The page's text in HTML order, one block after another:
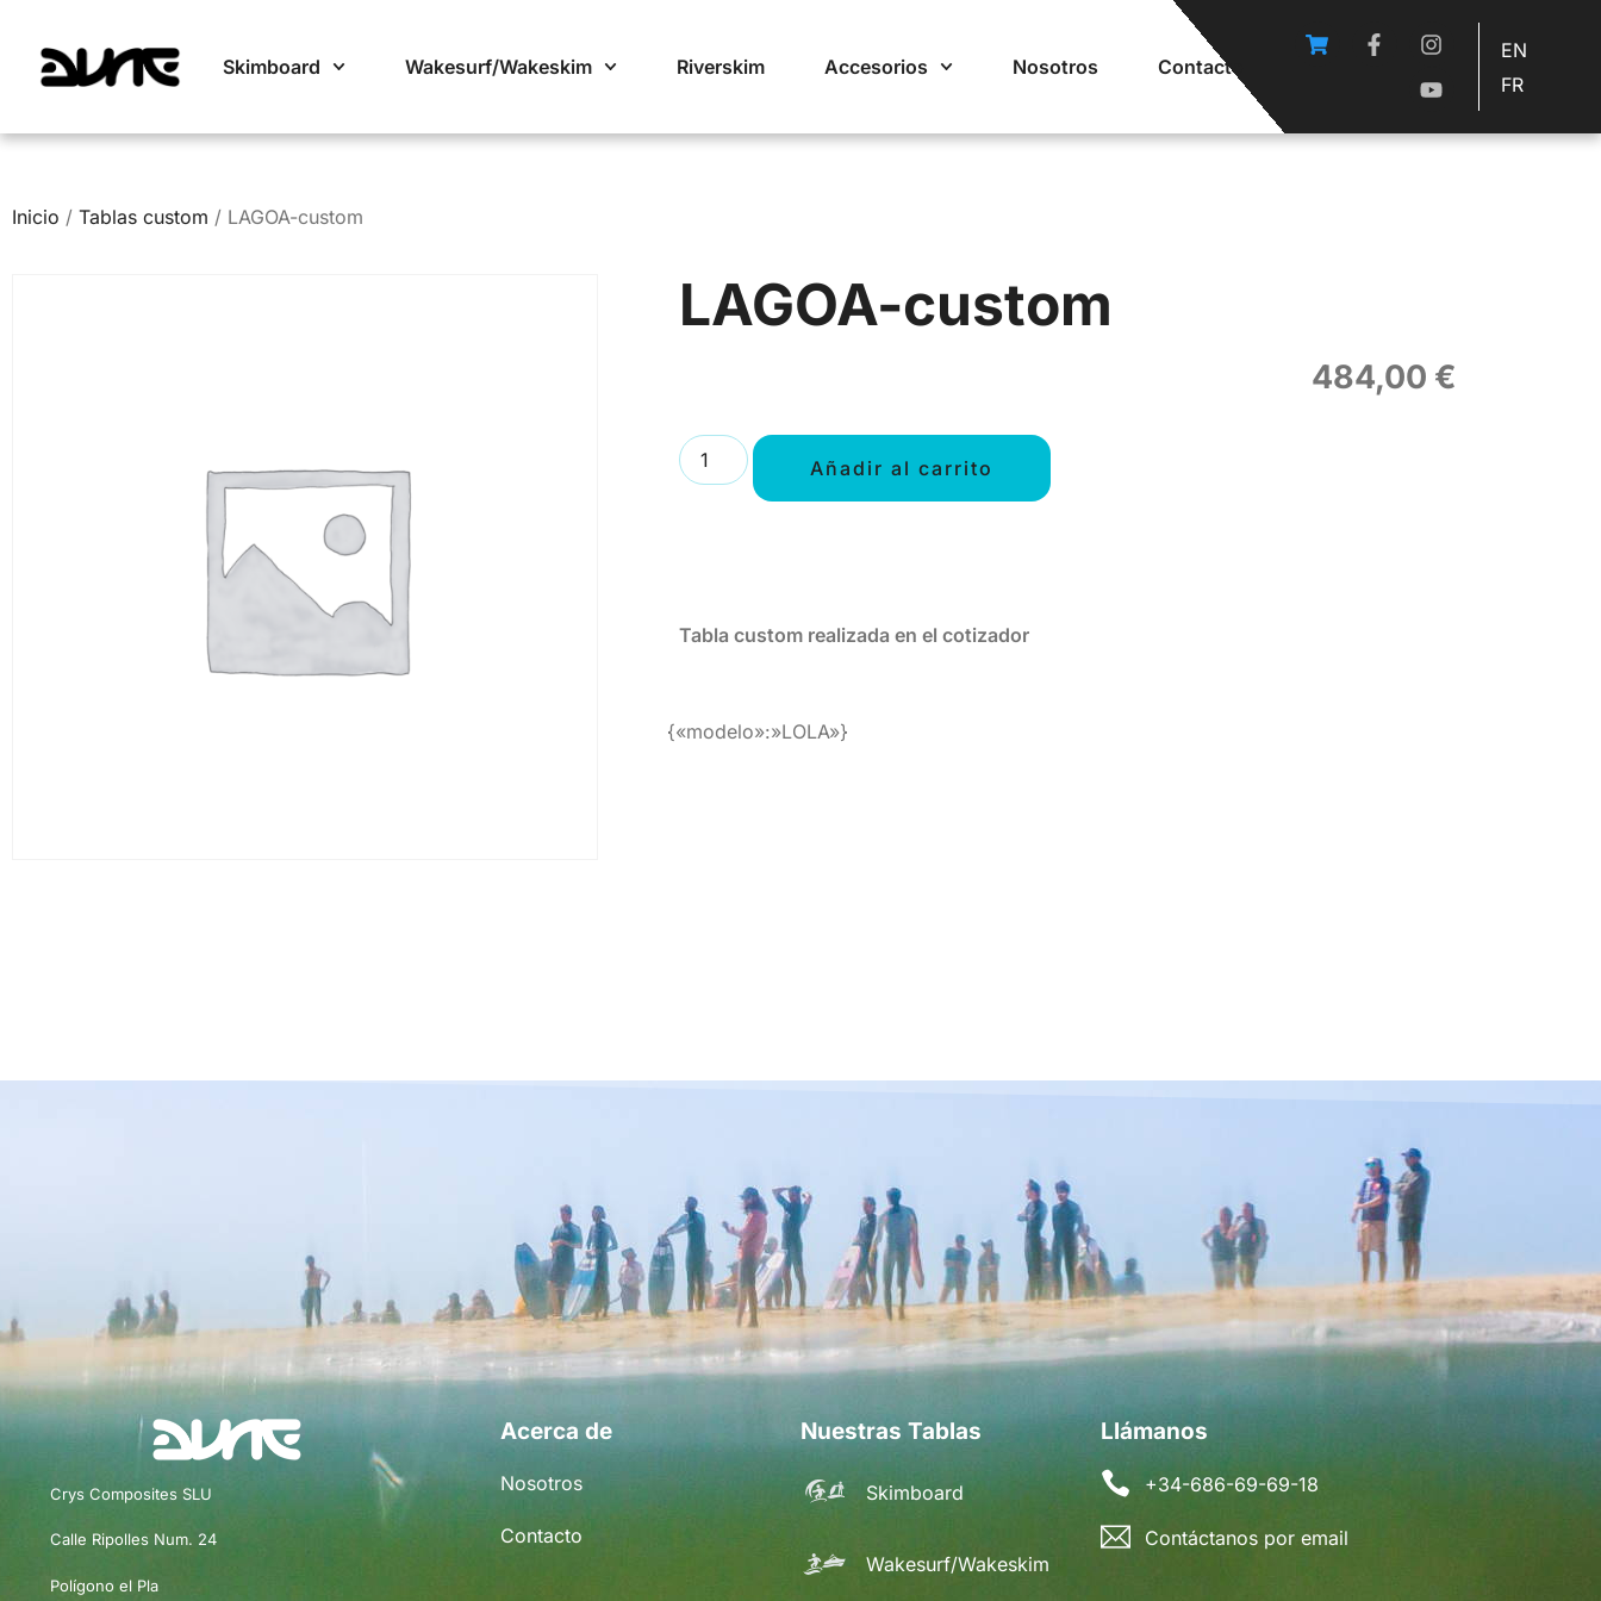
Skimboard Wakesurf/Wakeskim Riverskim Accesorios Nosotros Contacto
EN
FR
Inicio / Tablas custom / LAGOA-custom
LAGOA-custom
484,00 €
Añadir al carrito
Tabla custom realizada en el cotizador
{«modelo»:»LOLA»}
Crys Composites SLU
Calle Ripolles Num. 24
Polígono el Pla
Acerca de
Nosotros
Contacto
Nuestras Tablas
Skimboard
Wakesurf/Wakeskim
Llámanos
+34-686-69-69-18
Contáctanos por email